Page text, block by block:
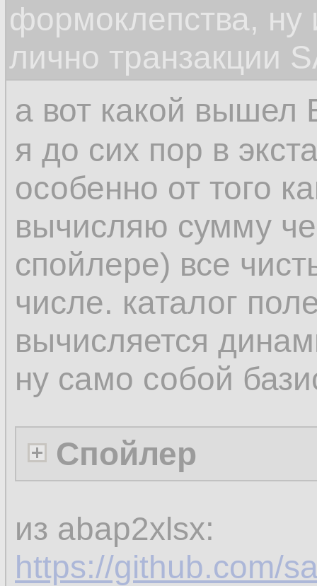
формоклепства,
лично транзакции
а вот какой вышел
я до сих пор в
особенно от того
вычисляю сумму
спойлере) все
числе. каталог
вычисляется
ну само собой
Спойлер
из abap2xlsx:
https://github.com/